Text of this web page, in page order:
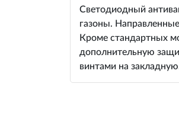
Светодиодный
газоны.
Кроме стандартных
дополнительную
винтами на